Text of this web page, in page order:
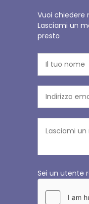
Vuoi chiedere
Lasciami un
presto
Sei un utente